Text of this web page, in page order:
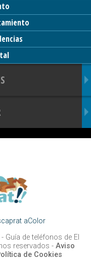
aColor
Guía de teléfonos de El
reservados - Aviso
de Cookies